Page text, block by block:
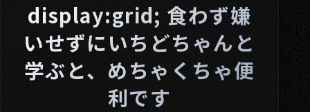
display:grid; 食わず嫌
いせずにいちどちゃんと
学ぶと、めちゃくちゃ便
利です